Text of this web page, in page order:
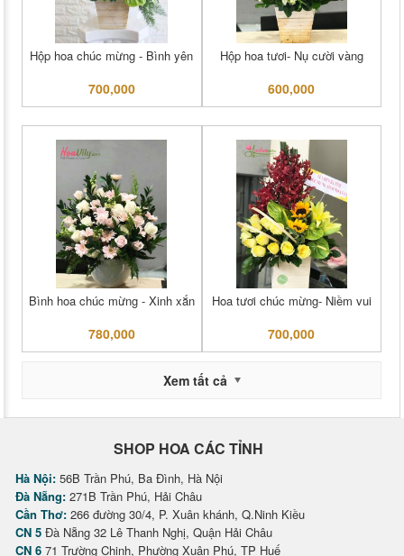
Hộp hoa chúc mừng - Bình yên
700,000
Hộp hoa tươi- Nụ cười vàng
600,000
Bình hoa chúc mừng - Xinh xắn
780,000
Hoa tươi chúc mừng- Niềm vui
700,000
Xem tất cả
SHOP HOA CÁC TỈNH
Hà Nội: 56B Trần Phú, Ba Đình, Hà Nội
Đà Nẵng: 271B Trần Phú, Hải Châu
Cần Thơ: 266 đường 30/4, P. Xuân khánh, Q.Ninh Kiều
CN 5 Đà Nẵng 32 Lê Thanh Nghị, Quận Hải Châu
CN 6 71 Trường Chinh, Phường Xuân Phú, TP Huế